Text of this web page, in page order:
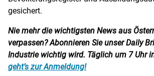
gesichert.
Nie mehr die wichtigsten News aus
verpassen? Abonnieren Sie unser Daily
Industrie wichtig wird. Täglich um 7 Uhr
geht’s zur Anmeldung!